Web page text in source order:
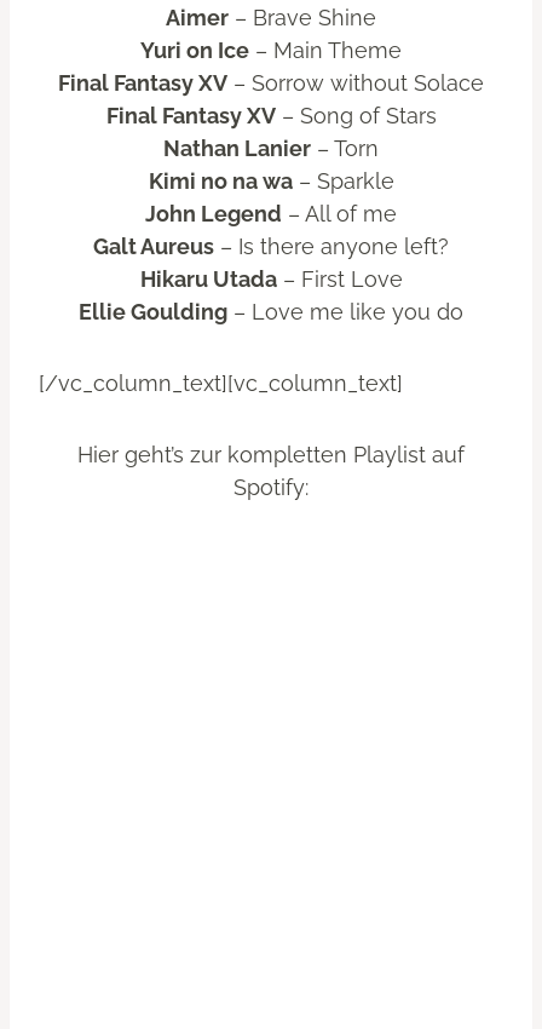
Aimer – Brave Shine
Yuri on Ice – Main Theme
Final Fantasy XV – Sorrow without Solace
Final Fantasy XV– Song of Stars
Nathan Lanier – Torn
Kimi no na wa– Sparkle
John Legend – All of me
Galt Aureus – Is there anyone left?
Hikaru Utada– First Love
Ellie Goulding – Love me like you do
[/vc_column_text][vc_column_text]
Hier geht’s zur kompletten Playlist auf
Spotify: